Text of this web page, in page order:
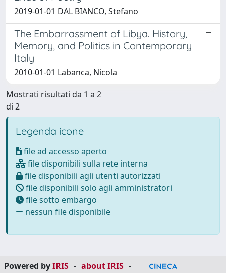
2019-01-01 DAL BIANCO, Stefano
The Embarrassment of Libya. History,
Memory, and Politics in Contemporary
Italy
2010-01-01 Labanca, Nicola
Mostrati risultati da 1 a 2
di 2
Legenda icone
file ad accesso aperto
file disponibili sulla rete interna
file disponibili agli utenti autorizzati
file disponibili solo agli amministratori
file sotto embargo
nessun file disponibile
Powered byIRIS - about IRIS -